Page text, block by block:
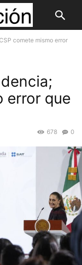
comete mismo error
error que
0
678